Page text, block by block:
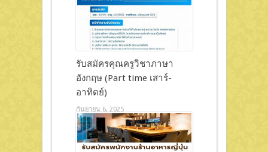
รับสมัครคุณครูวิชาภาษา
อังกฤษ (Part time เสาร์-
อาทิตย์)
กันยายน 6, 2025